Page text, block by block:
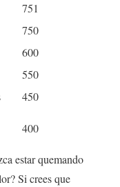
751
750
600
550
450
400
estar quemando
Si crees que